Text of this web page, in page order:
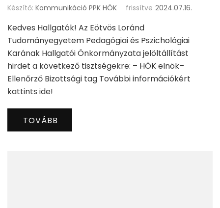
Készítő: Kommunikáció PPK HÖK frissítve 2024.07.16.
Kedves Hallgatók! Az Eötvös Loránd
Tudományegyetem Pedagógiai és Pszichológiai
Karának Hallgatói Önkormányzata jelöltállítást
hirdet a következő tisztségekre: – HÖK elnök–
Ellenőrző Bizottsági tag További információkért
kattints ide!
TOVÁBB